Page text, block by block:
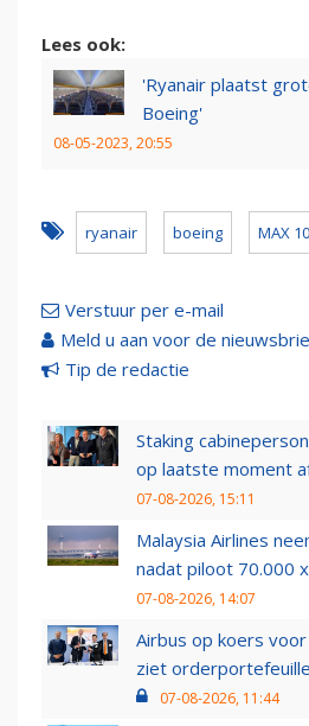
Lees ook:
'Ryanair plaatst
Boeing'
08-05-2023, 20:55
ryanair boeing MAX 10
Verstuur per e-mail
Meld u aan voor de
Tip de redactie
Staking
op laatste moment
07-08-2026, 15:11
Malaysia Airlines
nadat piloot 70.000
07-08-2026, 14:07
Airbus op koers
ziet
07-08-2026, 11:44